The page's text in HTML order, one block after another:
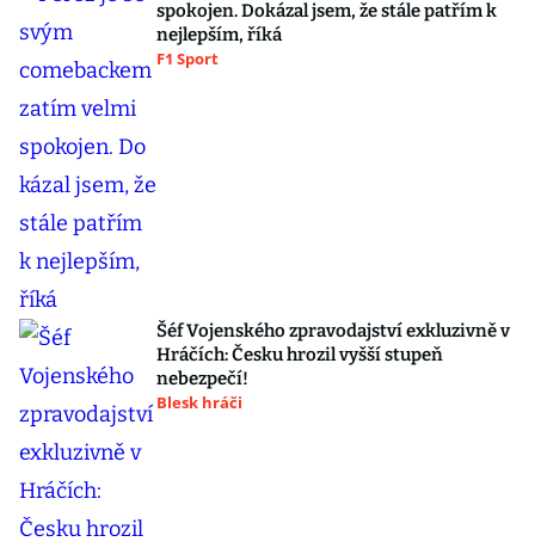
spokojen. Dokázal jsem, že stále patřím k
nejlepším, říká
F1 Sport
Šéf Vojenského zpravodajství exkluzivně v
Hráčích: Česku hrozil vyšší stupeň
nebezpečí!
Blesk hráči